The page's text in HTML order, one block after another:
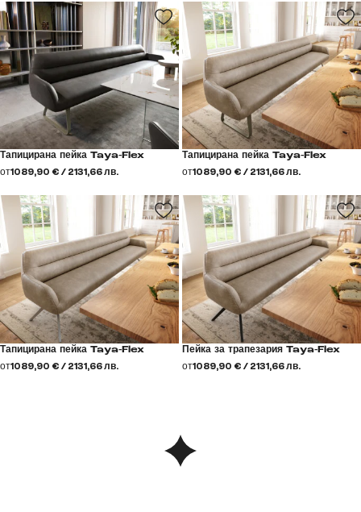
Тапицирана пейка Taya-Flex
от1089,90 € / 2131,66 лв.
Тапицирана пейка Taya-Flex
от1089,90 € / 2131,66 лв.
Тапицирана пейка Taya-Flex
от1089,90 € / 2131,66 лв.
Пейка за трапезария Taya-Flex
от1089,90 € / 2131,66 лв.